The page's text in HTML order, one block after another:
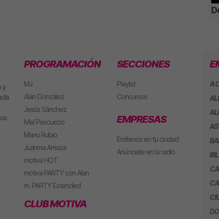
y
PROGRAMACIÓN
MJ
Alan González
Jesús Sánchez
Mel Pescuezo
Manu Rubio
Juanma Arriaza
motiva HOT
motiva PARTY con Alan
m. PARTY Extended
CLUB MOTIVA
SECCIONES
Playlist
Concursos
EMPRESAS
Emítenos en tu ciudad
Anúnciate en la radio
A